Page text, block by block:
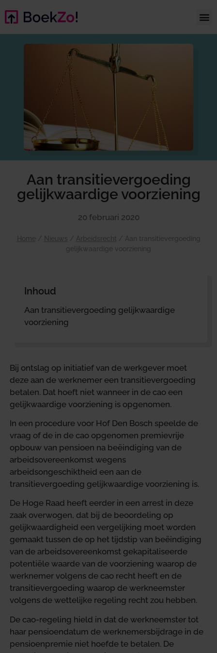
Aan transitievergoeding
gelijkwaardige voorziening
20 februari 2020
Home / Nieuws / Arbeidsrecht / Aan transitievergoeding
gelijkwaardige voorziening
Inhoud
Aan transitievergoeding gelijkwaardige
voorziening
Bij ontslag op initiatief van de werkgever moet
deze aan de werknemer een transitievergoeding
betalen. Dat hoeft niet wanneer in de cao een
gelijkwaardige voorziening is opgenomen.
In een procedure voor Hof Den Bosch speelde de
vraag of de in de cao opgenomen premievrije
opbouw van pensioen na beëindiging van de
arbeidsovereenkomst wegens
arbeidsongeschiktheid een aan de
transitievergoeding gelijkwaardige voorziening is.
De Hoge Raad heeft eerder in een arrest in deze
zaak overwogen, dat bij de beoordeling op
gelijkwaardigheid een vergelijking moet worden
gemaakt tussen de op het tijdstip van beëindiging
van de arbeidsovereenkomst gekapitaliseerde
potentiële waarde van de voorziening waarop de
werknemer volgens de cao recht heeft en de
transitievergoeding waarop de werkneemster
volgens de wettelijke regeling recht zou hebben.
De cao-regeling hield in dat de werkneemster tot
haar pensioendatum de werknemersbijdrage in de
pensioenpremie niet hoefde te betalen. De